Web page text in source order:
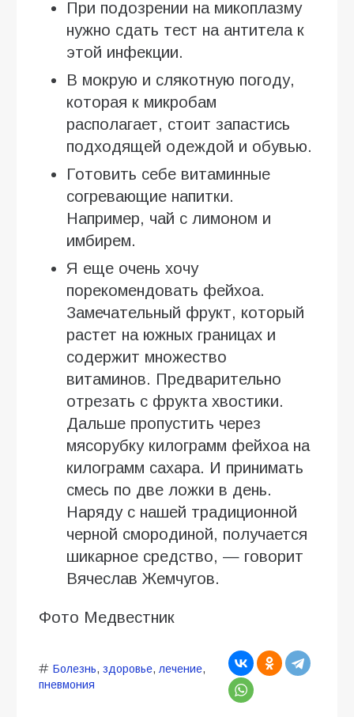
При подозрении на микоплазму
нужно сдать тест на антитела к
этой инфекции.
В мокрую и слякотную погоду,
которая к микробам
располагает, стоит запастись
подходящей одеждой и обувью.
Готовить себе витаминные
согревающие напитки.
Например, чай с лимоном и
имбирем.
Я еще очень хочу
порекомендовать фейхоа.
Замечательный фрукт, который
растет на южных границах и
содержит множество
витаминов. Предварительно
отрезать с фрукта хвостики.
Дальше пропустить через
мясорубку килограмм фейхоа на
килограмм сахара. И принимать
смесь по две ложки в день.
Наряду с нашей традиционной
черной смородиной, получается
шикарное средство, — говорит
Вячеслав Жемчугов.
Фото Медвестник
Болезнь, здоровье, лечение,
пневмония